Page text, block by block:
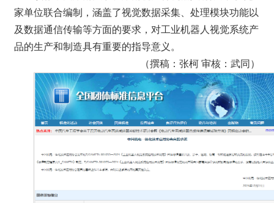
家单位联合编制，涵盖了视觉数据采集、处理模块功能以
及数据通信传输等方面的要求，对工业机器人视觉系统产
品的生产和制造具有重要的指导意义。
（撰稿：张柯 审核：武同）